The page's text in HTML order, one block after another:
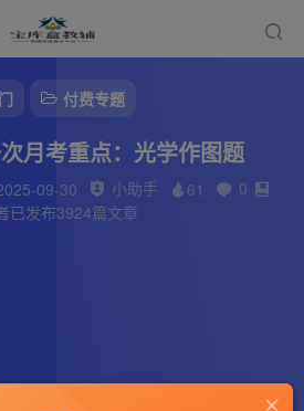
付费专题
月考重点：光学作图题
09-30 小助手 61
0
已发布3924篇文章